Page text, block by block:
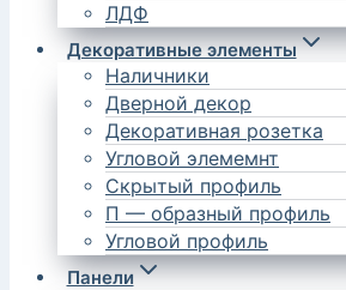
ЛДФ
Декоративные элементы
Наличники
Дверной декор
Декоративная розетка
Угловой элемемнт
Скрытый профиль
П — образный профиль
Угловой профиль
Панели